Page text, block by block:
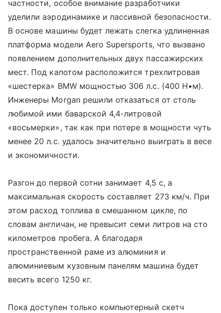
частности, особое внимание разработчики
уделили аэродинамике и пассивной безопасности.
В основе машины будет лежать слегка удлиненная
платформа модели Aero Supersports, что вызвано
появлением дополнительных двух пассажирских
мест. Под капотом расположится трехлитровая
«шестерка» BMW мощностью 306 л.с. (400 Н•м).
Инженеры Morgan решили отказаться от столь
любимой ими баварской 4,4-литровой
«восьмерки», так как при потере в мощности чуть
менее 20 л.с. удалось значительно выиграть в весе
и экономичности.
Разгон до первой сотни занимает 4,5 с, а
максимальная скорость составляет 273 км/ч. При
этом расход топлива в смешанном цикле, по
словам англичан, не превысит семи литров на сто
километров пробега. А благодаря
пространственной раме из алюминия и
алюминиевым кузовным панелям машина будет
весить всего 1250 кг.
Пока доступен только компьютерный скетч